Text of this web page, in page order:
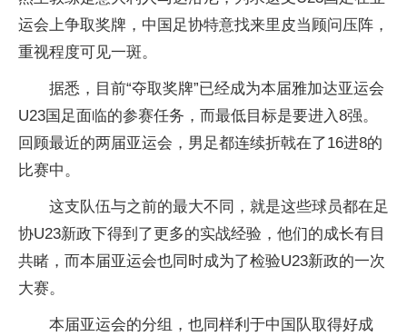
运会上争取奖牌，中国足协特意找来里皮当顾问压阵，
重视程度可见一斑。
据悉，目前“夺取奖牌”已经成为本届雅加达亚运会
U23国足面临的参赛任务，而最低目标是要进入8强。
回顾最近的两届亚运会，男足都连续折戟在了16进8的
比赛中。
这支队伍与之前的最大不同，就是这些球员都在足
协U23新政下得到了更多的实战经验，他们的成长有目
共睹，而本届亚运会也同时成为了检验U23新政的一次
大赛。
本届亚运会的分组，也同样利于中国队取得好成